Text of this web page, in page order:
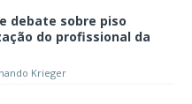
debate sobre piso
do profissional da
Krieger